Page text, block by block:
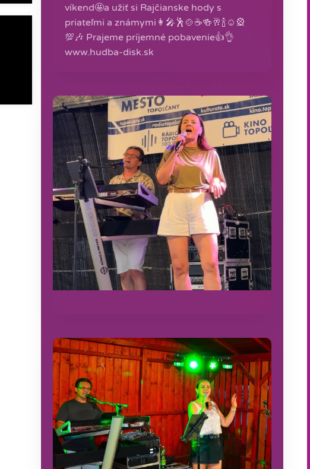
víkend🤩a užiť si Rajčianske hody s
priateľmi a známymi👩‍🎤🕺🍲☕️🍻🥂🍾☺🎡
💯🎶 Prajeme príjemné pobavenie👍👌
www.hudba-disk.sk